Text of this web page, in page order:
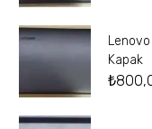
Kapak
₺